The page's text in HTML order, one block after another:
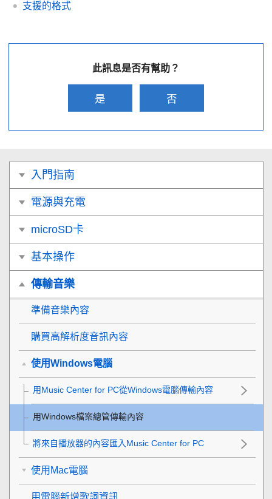
支援的格式
此訊息是否有幫助？
是 否
入門指南
電源與充電
microSD卡
基本操作
傳輸音樂
準備音樂內容
購買高解析度音訊內容
使用Windows電腦
用Music Center for PC從Windows電腦傳輸內容
用Windows檔案總管傳輸內容
將來自播放器的內容匯入Music Center for PC
使用Mac電腦